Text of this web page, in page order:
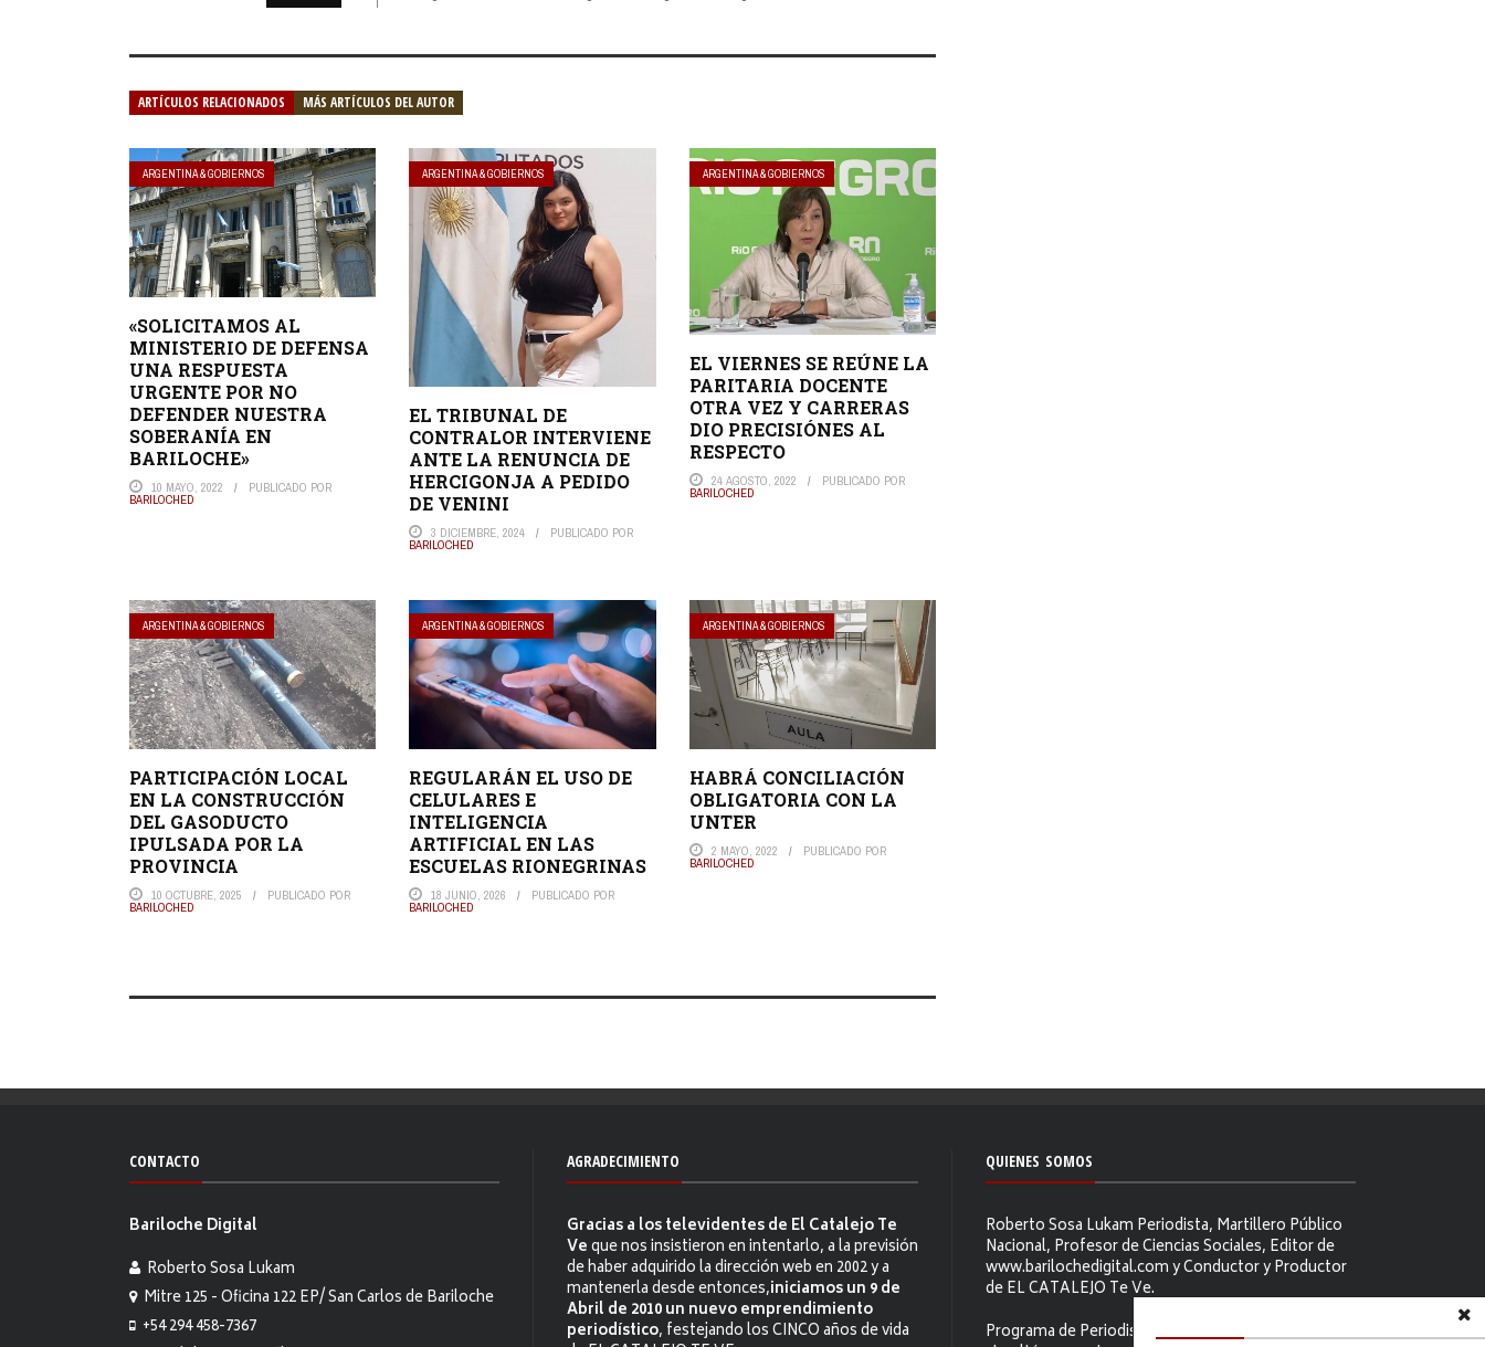
ARTÍCULOS RELACIONADOS MÁS ARTÍCULOS DEL AUTOR
ARGENTINA & GOBIERNOS
«SOLICITAMOS AL
MINISTERIO DE DEFENSA
UNA RESPUESTA
URGENTE POR NO
DEFENDER NUESTRA
SOBERANÍA EN
BARILOCHE»
10 MAYO, 2022 PUBLICADO POR
BARILOCHED
ARGENTINA & GOBIERNOS
EL TRIBUNAL DE
CONTRALOR INTERVIENE
ANTE LA RENUNCIA DE
HERCIGONJA A PEDIDO
DE VENINI
3 DICIEMBRE, 2024 PUBLICADO POR
BARILOCHED
ARGENTINA & GOBIERNOS
EL VIERNES SE REÚNE LA
PARITARIA DOCENTE
OTRA VEZ Y CARRERAS
DIO PRECISIÓNES AL
RESPECTO
24 AGOSTO, 2022 PUBLICADO POR
BARILOCHED
ARGENTINA & GOBIERNOS
PARTICIPACIÓN LOCAL
EN LA CONSTRUCCIÓN
DEL GASODUCTO
IPULSADA POR LA
PROVINCIA
10 OCTUBRE, 2025 PUBLICADO POR
BARILOCHED
ARGENTINA & GOBIERNOS
REGULARÁN EL USO DE
CELULARES E
INTELIGENCIA
ARTIFICIAL EN LAS
ESCUELAS RIONEGRINAS
18 JUNIO, 2026 PUBLICADO POR
BARILOCHED
ARGENTINA & GOBIERNOS
HABRÁ CONCILIACIÓN
OBLIGATORIA CON LA
UNTER
2 MAYO, 2022 PUBLICADO POR
BARILOCHED
CONTACTO
Bariloche Digital
Roberto Sosa Lukam
Mitre 125 - Oficina 122 EP/ San Carlos de Bariloche
+54 294 458-7367
AGRADECIMIENTO
Gracias a los televidentes de El Catalejo Te
Veque nos insistieron en intentarlo, a la previsión
de haber adquirido la dirección web en 2002 y a
mantenerla desde entonces,iniciamos un 9 de
Abril de 2010 un nuevo emprendimiento
periodístico, festejando los CINCO años de vida
QUIENES SOMOS
Roberto Sosa Lukam Periodista, Martillero Público
Nacional, Profesor de Ciencias Sociales, Editor de
www.barilochedigital.com y Conductor y Productor
de EL CATALEJO Te Ve.
Programa de Periodismo Político que se difunde